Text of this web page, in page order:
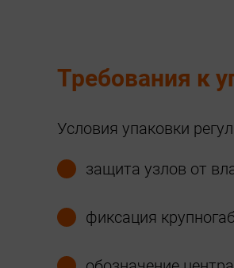
Требования к
Условия упаковки
защита узлов от
фиксация